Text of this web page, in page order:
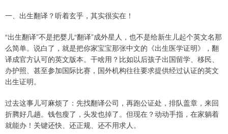
一、出生翻译？听着玄乎，其实很实在！
“出生翻译”不是把婴儿“翻译”成外星人，也不是给新生儿起个英文名那
么简单。说白了，就是把你家宝宝那张中文的《出生医学证明》，翻
译成官方认可的英文版本。干啥用？比如以后孩子出国留学、移民、
办护照、甚至参加国际比赛，国外机构往往要求提供经过认证的英文
出生证明。
过去这事儿可麻烦了：先找翻译公司，再跑公证处，排队盖章，来回
折腾好几趟。钱包瘦了，头发也掉了。但现在？动动手指，在家躺着
就能办！关键还快、还正规、还不用求人。